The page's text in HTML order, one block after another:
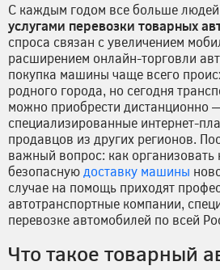
С каждым годом все больше
услугами перевозки товарных
спроса связан с увеличением
расширением онлайн-торговли
покупка машины чаще всего
родного города, но сегодня
можно приобрести дистанционно
специализированные интернет-
продавцов из других регионов.
важный вопрос: как
безопасную доставку машины
случае на помощь приходят
автотранспортные компании,
перевозке автомобилей по всей
Что такое товарный